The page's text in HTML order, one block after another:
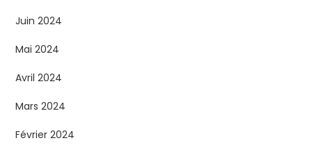
Juin 2024
Mai 2024
Avril 2024
Mars 2024
Février 2024